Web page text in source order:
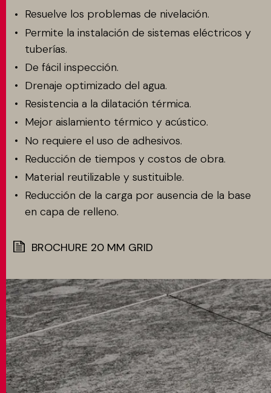
Resuelve los problemas de nivelación.
Permite la instalación de sistemas eléctricos y
tuberías.
De fácil inspección.
Drenaje optimizado del agua.
Resistencia a la dilatación térmica.
Mejor aislamiento térmico y acústico.
No requiere el uso de adhesivos.
Reducción de tiempos y costos de obra.
Material reutilizable y sustituible.
Reducción de la carga por ausencia de la base
en capa de relleno.
BROCHURE 20 MM GRID